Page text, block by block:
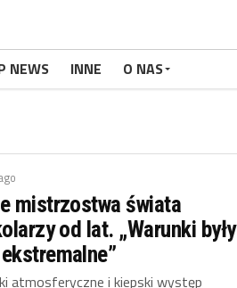
NEWS INNE O NAS
mistrzostwa świata
od lat. „Warunki były
atmosferyczne i kiepski występ